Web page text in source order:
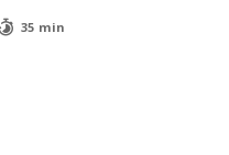
35 min